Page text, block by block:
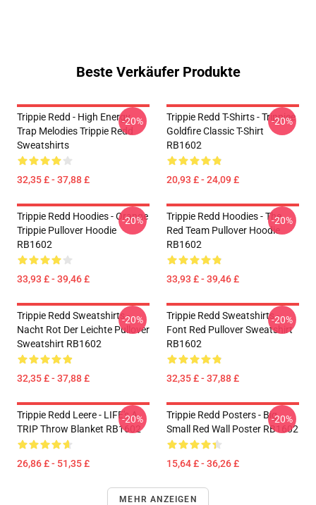
Beste Verkäufer Produkte
Trippie Redd - High Energy
Trap Melodies Trippie Redd
Sweatshirts
32,35 £ - 37,88 £
-20%
Trippie Redd T-Shirts - Trippiee
Goldfire Classic T-Shirt
RB1602
20,93 £ - 24,09 £
-20%
Trippie Redd Hoodies - Orange
Trippie Pullover Hoodie
RB1602
33,93 £ - 39,46 £
-20%
Trippie Redd Hoodies - The
Red Team Pullover Hoodie
RB1602
33,93 £ - 39,46 £
-20%
Trippie Redd Sweatshirts -
Nacht Rot Der Leichte Pullover
Sweatshirt RB1602
32,35 £ - 37,88 £
-20%
Trippie Redd Sweatshirts -
Font Red Pullover Sweatshirt
RB1602
32,35 £ - 37,88 £
-20%
Trippie Redd Leere - LIFE's A
TRIP Throw Blanket RB1602
26,86 £ - 51,35 £
-20%
Trippie Redd Posters - Big
Small Red Wall Poster RB1602
15,64 £ - 36,26 £
-20%
MEHR ANZEIGEN